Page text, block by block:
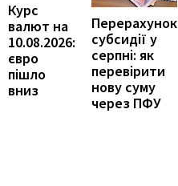
Курс
валют на
10.08.2026:
євро
пішло
вниз
Перерахунок
субсидії у
серпні: як
перевірити
нову суму
через ПФУ